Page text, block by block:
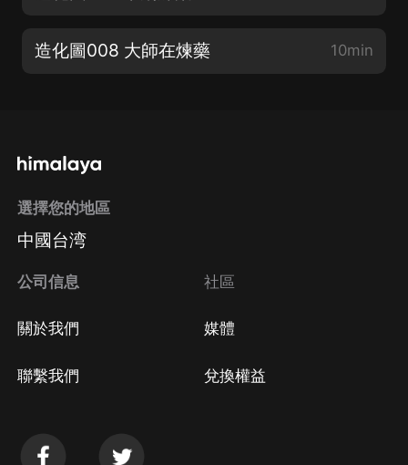
造化圖008 大師在煉藥 10min
選擇您的地區
中國台湾
公司信息
關於我們
聯繫我們
社區
媒體
兌換權益